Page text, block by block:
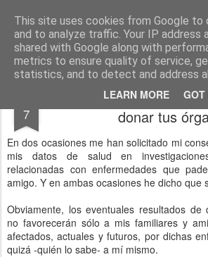
This site uses cookies from Google to
and to analyze traffic. Your IP address
shared with Google along with
metrics to ensure quality of service,
statistics, and to detect and address
LEARN MORE GOT
menos tecnología y más
Pages
7
donar tus datos es tan
donar tus
En dos ocasiones me han solicitado mi
mis datos de salud en
relacionadas con enfermedades que
amigo. Y en ambas ocasiones he dicho que
Obviamente, los eventuales resultados de
no favorecerán sólo a mis familiares y
afectados, actuales y futuros, por dichas
quizá -quién lo sabe- a mí mismo.